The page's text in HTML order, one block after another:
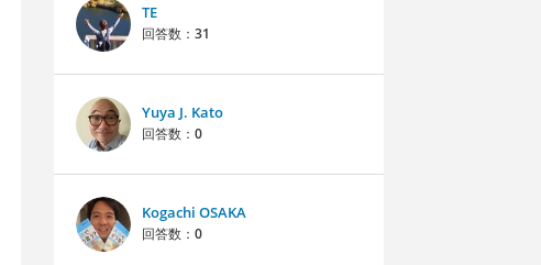
TE
回答数： 31
Yuya J. Kato
回答数： 0
Kogachi OSAKA
回答数： 0